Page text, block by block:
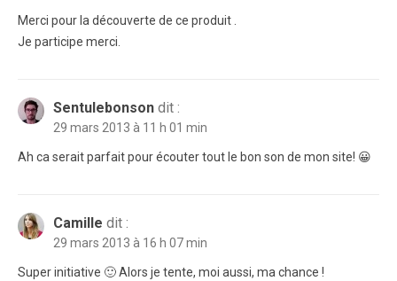
Merci pour la découverte de ce produit .
Je participe merci.
Sentulebonson dit :
29 mars 2013 à 11 h 01 min
Ah ca serait parfait pour écouter tout le bon son de mon site! 😀
Camille dit :
29 mars 2013 à 16 h 07 min
Super initiative 🙂 Alors je tente, moi aussi, ma chance !